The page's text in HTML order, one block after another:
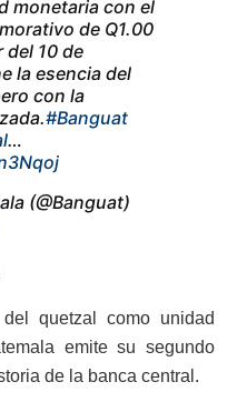
monetaria con el
de Q1.00
del 10 de
la esencia del
con la
#Banguat
…
(@Banguat)
quetzal como unidad
emite su segundo
de la banca central.